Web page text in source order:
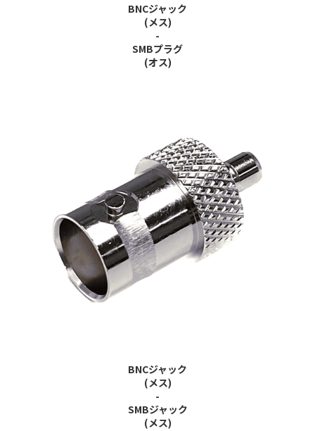
BNCジャック
(メス)
-
SMBプラグ
(オス)
BNCジャック
(メス)
-
SMBジャック
(メス)